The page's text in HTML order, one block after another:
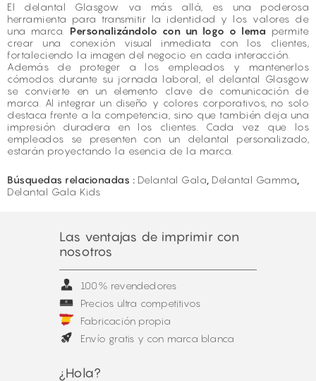
El delantal Glasgow va más allá, es una poderosa
herramienta para transmitir la identidad y los valores de
una marca. Personalizándolo con un logo o lema permite
crear una conexión visual inmediata con los clientes,
fortaleciendo la imagen del negocio en cada interacción.
Además de proteger a los empleados y mantenerlos
cómodos durante su jornada laboral, el delantal Glasgow
se convierte en un elemento clave de comunicación de
marca. Al integrar un diseño y colores corporativos, no solo
destaca frente a la competencia, sino que también deja una
impresión duradera en los clientes. Cada vez que los
empleados se presenten con un delantal personalizado,
estarán proyectando la esencia de la marca.
Búsquedas relacionadas : Delantal Gala Delantal Gamma
Delantal Gala Kids
Las ventajas de imprimir con
nosotros
100% revendedores
Precios ultra competitivos
Fabricación propia
Envío gratis y con marca blanca
¿Hola?